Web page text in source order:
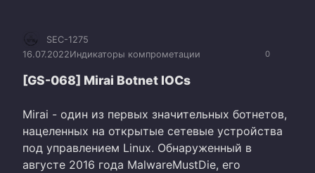
0
SEC-1275
16.07.2022Индикаторы компрометации
[GS-068] Mirai Botnet IOCs
Mirai - один из первых значительных ботнетов,
нацеленных на открытые сетевые устройства
под управлением Linux. Обнаруженный в
августе 2016 года MalwareMustDie, его